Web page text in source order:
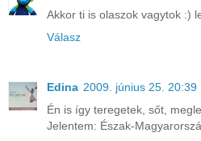
Akkor ti is olaszok vagytok :)
Válasz
Edina 2009. június 25. 20:39
Én is így teregetek, sőt,
Jelentem: Észak-